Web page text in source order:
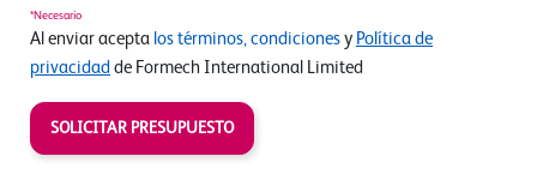
*Necesario
Al enviar acepta los términos, condiciones y Política de
privacidad de Formech International Limited
SOLICITAR PRESUPUESTO